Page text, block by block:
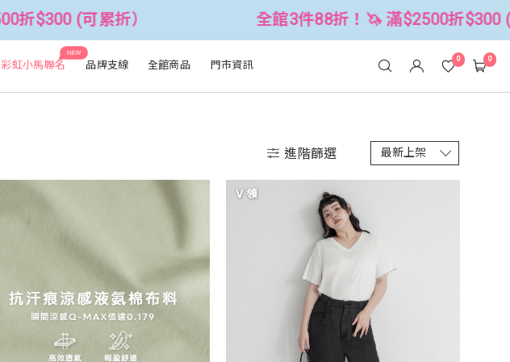
全館3件88折！🦄 滿$2500折$300 (可累折）
NEW
彩虹小馬聯名 品牌支線 全館商品 門市資訊 0 0
進階篩選